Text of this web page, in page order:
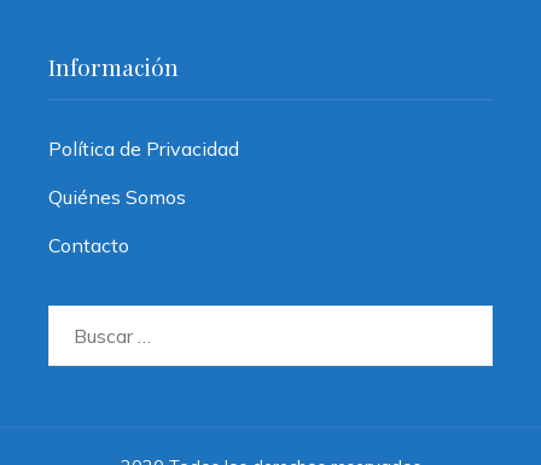
Información
Política de Privacidad
Quiénes Somos
Contacto